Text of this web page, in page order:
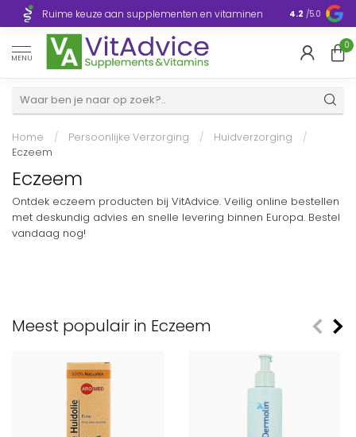
Ruime keuze aan supplementen en vitaminen Europa
4.2 /5.0
MENU
0
Home / Persoonlijke Verzorging / Huidverzorging
/
Eczeem
Eczeem
Ontdek eczeem producten bij VitAdvice. Veilig online bestellen
met deskundig advies en snelle levering binnen Europa. Bestel
vandaag nog!
Meest populair in Eczeem